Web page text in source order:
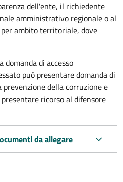
dell'ente, il richiedente
amministrativo regionale o al
ambito territoriale, dove
domanda di accesso
può presentare domanda di
della corruzione e
ricorso al difensore
da allegare